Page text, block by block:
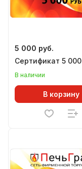
5 000 руб.
Сертификат 5 000
В наличии
В корзину